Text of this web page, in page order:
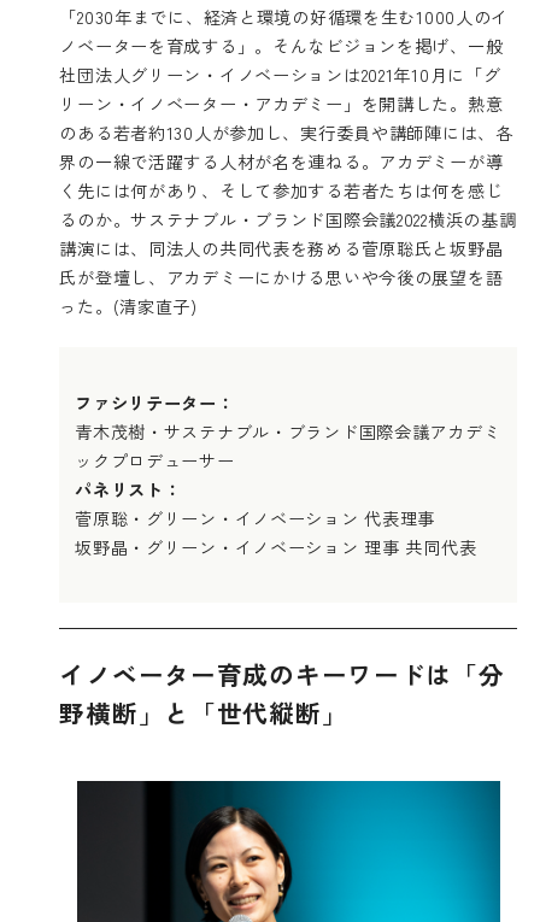
「2030年までに、経済と環境の好循環を生む1000人のイ
ノベーターを育成する」。そんなビジョンを掲げ、 一般
社団法人グリーン・イノベーションは2021年10月に「グ
リーン・イノベーター・アカデミー」を開講した。熱意
のある若者約130人が参加し、実行委員や講師陣には、各
界の一線で活躍する人材が名を連ねる。アカデミーが導
く先には何があり、そして参加する若者たちは何を感じ
るのか。サステナブル・ブランド国際会議2022横浜の基調
講演には、同法人の共同代表を務める菅原聡氏と坂野晶
氏が登壇し、アカデミーにかける思いや今後の展望を語
った。(清家直子)
ファシリテーター：
青木茂樹・サステナブル・ブランド国際会議アカデミ
ックプロデューサー
パネリスト：
菅原聡・グリーン・イノベーション 代表理事
坂野晶・グリーン・イノベーション 理事 共同代表
イノベーター育成のキーワードは「分
野横断」と「世代縦断」